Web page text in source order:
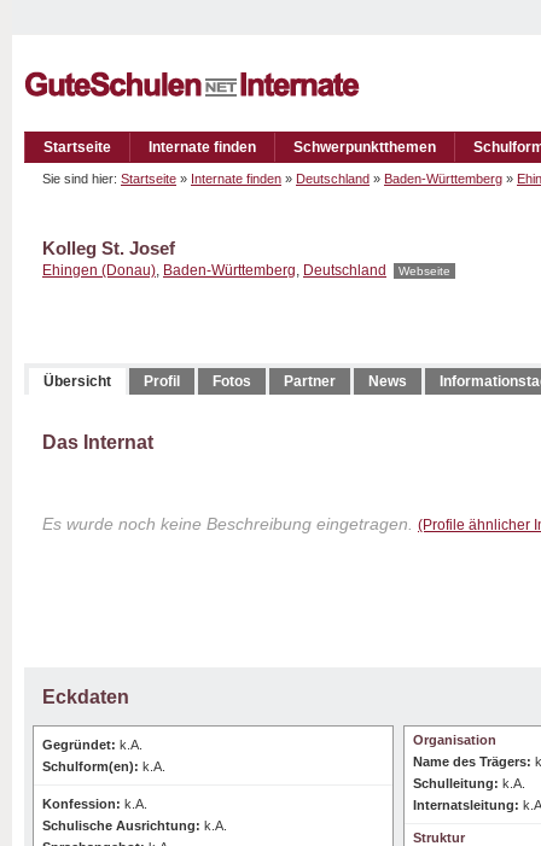
Startseite Internate finden Schwerpunktthemen
Sie sind hier: Startseite » Internate finden » Deutschland » Baden-Württemberg »
Kolleg St. Josef
Ehingen (Donau), Baden-Württemberg, Deutschland Webseite
Übersicht Profil Fotos Partner News
Das Internat
Es wurde noch keine Beschreibung eingetragen. (Profile ähnlicher
Eckdaten
Gegründet: k.A.
Schulform(en): k.A.
Konfession: k.A.
Schulische Ausrichtung: k.A.
Organisation
Name des Trägers:
Schulleitung: k.A.
Internatsleitung:
Struktur